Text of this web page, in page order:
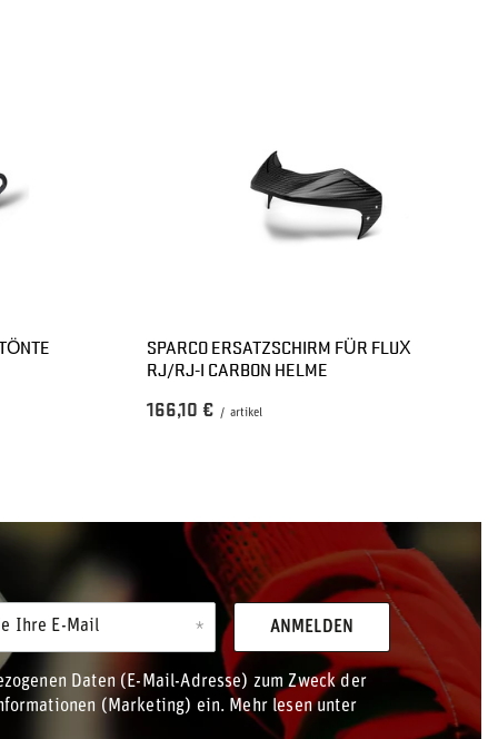
SPARCO ERSATZSCHIRM FÜR FLUX
RJ/RJ-I CARBON HELME
166,10 € / artikel
Ihre E-Mail
Daten (E-Mail-Adresse) zum Zweck der
(Marketing) ein. Mehr lesen unter
ANMELDEN